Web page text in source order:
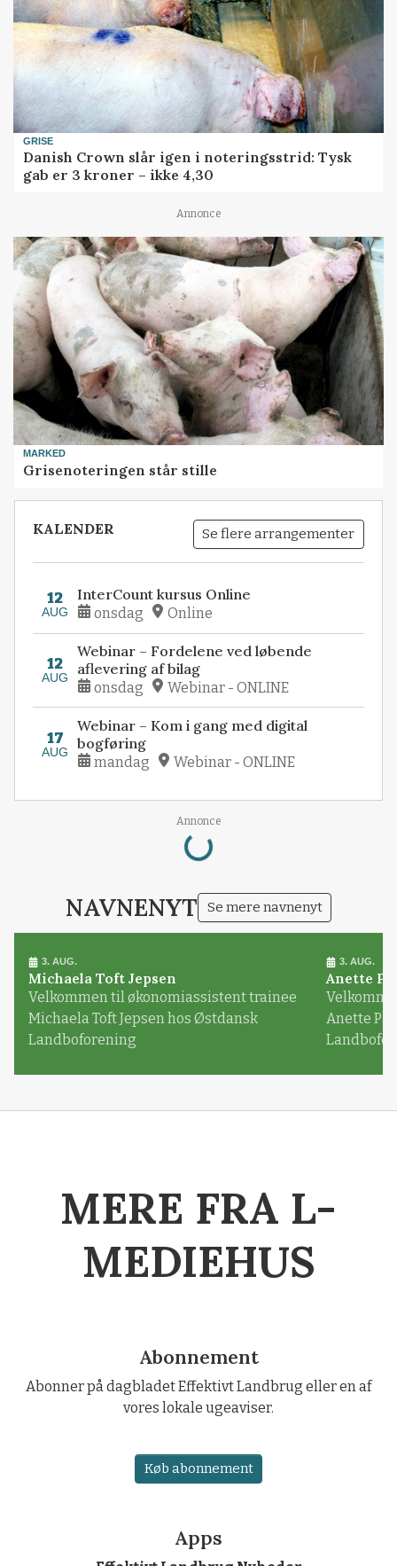
GRISE
Danish Crown slår igen i noteringsstrid: Tysk
gab er 3 kroner – ikke 4,30
Annonce
MARKED
Grisenoteringen står stille
KALENDER Se flere arrangementer
12
AUG
InterCount kursus Online
onsdag Online
12
AUG
Webinar – Fordelene ved løbende
aflevering af bilag
onsdag Webinar - ONLINE
17
AUG
Webinar – Kom i gang med digital
bogføring
mandag Webinar - ONLINE
Annonce
Loading...
NAVNENYT Se mere navnenyt
3. AUG.
Michaela Toft Jepsen
Velkommen til økonomiassistent trainee
Michaela Toft Jepsen hos Østdansk
Landboforening
3. AUG.
Anette
Anette
MERE FRA L-
MEDIEHUS
Abonnement
Abonner på dagbladet Effektivt Landbrug eller en af
vores lokale ugeaviser.
Køb abonnement
Apps